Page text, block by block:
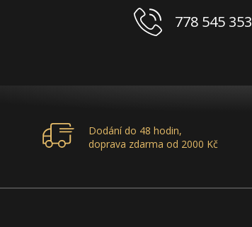
778 545 353
Dodání do 48 hodin,
doprava zdarma od 2000 Kč